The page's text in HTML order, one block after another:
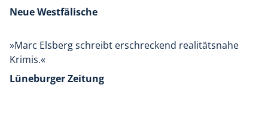
Neue Westfälische
»Marc Elsberg schreibt erschreckend realitätsnahe
Krimis.«
Lüneburger Zeitung